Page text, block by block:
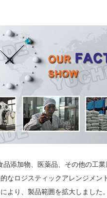
添加物、医薬品、その他の工
なロジスティックアレンジメン
より、製品範囲を拡大しまし